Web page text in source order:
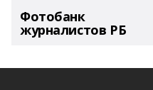
Фотобанк
журналистов РБ